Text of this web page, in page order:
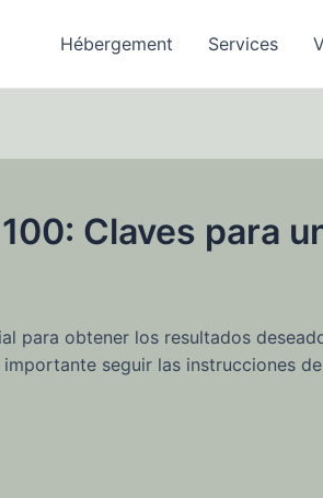
Hébergement Services
Claves para
para obtener los resultados
seguir las instrucciones